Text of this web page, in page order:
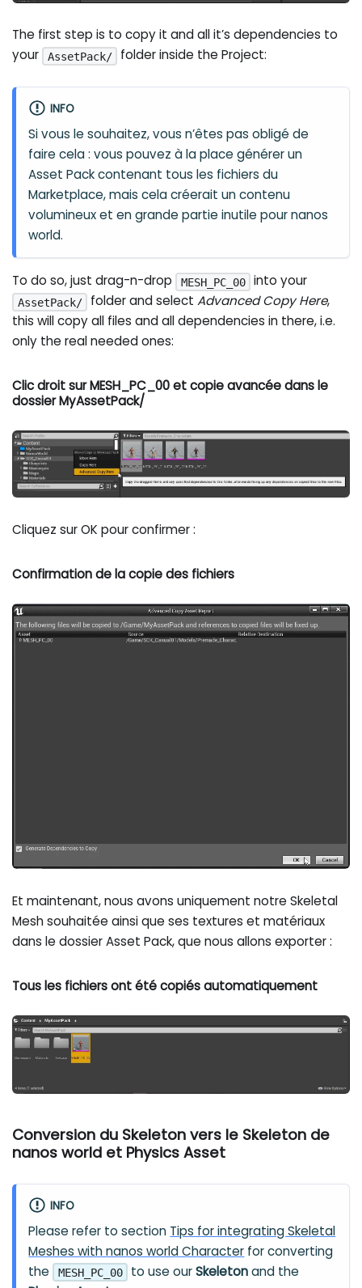
The first step is to copy it and all it’s dependencies to
your
AssetPack/ folder inside the Project:
INFO
Si vous le souhaitez, vous n’êtes pas obligé de
faire cela : vous pouvez à la place générer un
Asset Pack contenant tous les fichiers du
Marketplace, mais cela créerait un contenu
volumineux et en grande partie inutile pour nanos
world.
To do so, just drag-n-drop MESH_PC_00 into your
AssetPack/ folder and selectAdvanced Copy Here,
this will copy all files and all dependencies in there, i.e.
only the real needed ones:
Clic droit sur MESH_PC_00 et copie avancée dans le
dossier MyAssetPack/
Cliquez sur OK pour confirmer :
Confirmation de la copie des fichiers
Et maintenant, nous avons uniquement notre Skeletal
Mesh souhaitée ainsi que ses textures et matériaux
dans le dossier Asset Pack, que nous allons exporter :
Tous les fichiers ont été copiés automatiquement
Conversion du Skeleton vers le Skeleton de
nanos world et Physics Asset
INFO
Please refer to section Tips for integrating Skeletal
Meshes with nanos world Character for converting
the
MESH_PC_00 to use ourSkeletonand the